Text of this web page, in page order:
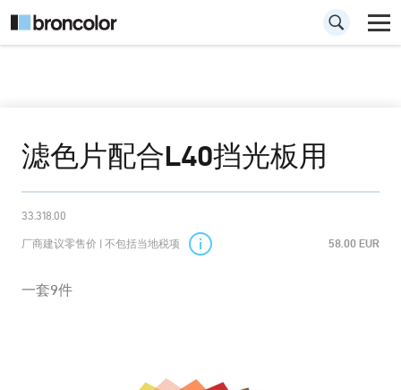
滤色片配合L40挡光板用
33.318.00
厂商建议零售价 | 不包括当地税项 58.00 EUR
一套9件